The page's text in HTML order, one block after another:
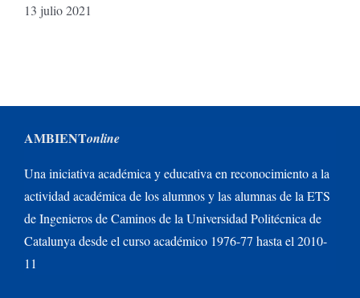
13 julio 2021
AMBIENTonline
Una iniciativa académica y educativa en reconocimiento a la
actividad académica de los alumnos y las alumnas de la ETS
de Ingenieros de Caminos de la Universidad Politécnica de
Catalunya desde el curso académico 1976-77 hasta el 2010-
11